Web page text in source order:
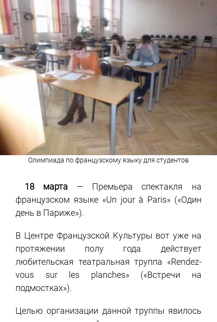
Олимпиада по французскому языку для студентов
18 марта — Премьера спектакля на
французском языке «Un jour à Paris» («Один
день в Париже»).
В Центре Французской Культуры вот уже на
протяжении полу года действует
любительская театральная труппа «Rendez-
vous sur les planches» («Встречи на
подмостках»).
Целью организации данной труппы явилось